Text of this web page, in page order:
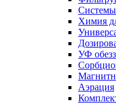
Системы
Химия
УФ
Аэрация